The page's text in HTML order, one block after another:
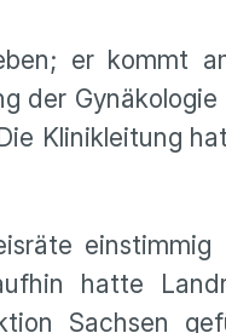
er kommt
der
Klinikleitung
hatte
Sachsen